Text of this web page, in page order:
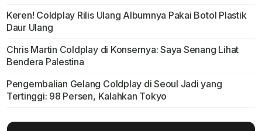
Keren! Coldplay Rilis Ulang Albumnya Pakai Botol Plastik
Daur Ulang
Chris Martin Coldplay di Konsernya: Saya Senang Lihat
Bendera Palestina
Pengembalian Gelang Coldplay di Seoul Jadi yang
Tertinggi: 98 Persen, Kalahkan Tokyo